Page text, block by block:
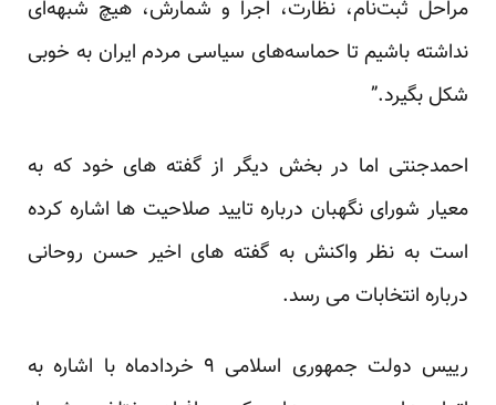
مراحل ثبت‌نام، نظارت، اجرا و شمارش، هیچ شبهه‌ای
نداشته باشیم تا حماسه‌های سیاسی مردم ایران به خوبی
شکل بگیرد.”
احمدجنتی اما در بخش دیگر از گفته های خود که به
معیار شورای نگهبان درباره تایید صلاحیت ها اشاره کرده
است به نظر واکنش به گفته های اخیر حسن روحانی
درباره انتخابات می رسد.
رییس دولت جمهوری اسلامی ۹ خردادماه با اشاره به